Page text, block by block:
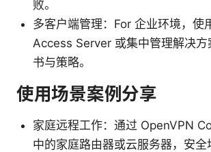
败。
多客户端管理：For 企业环境，使
Access Server 或集中管理解决方
书与策略。
使用场景案例分享
家庭远程工作：通过 OpenVPN
中的家庭路由器或云服务器，安全